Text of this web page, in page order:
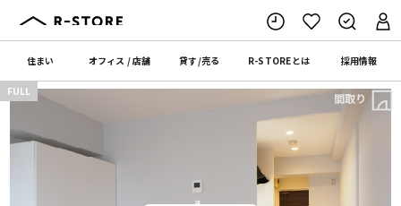
住まい オフィス /店舗 貸す/売る R-STOREとは 採用情報
FULL 間取り